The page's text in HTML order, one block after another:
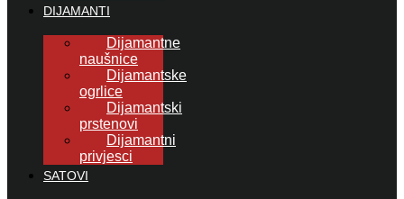
DIJAMANTI
Dijamantne
naušnice
Dijamantske
ogrlice
Dijamantski
prstenovi
Dijamantni
privjesci
SATOVI